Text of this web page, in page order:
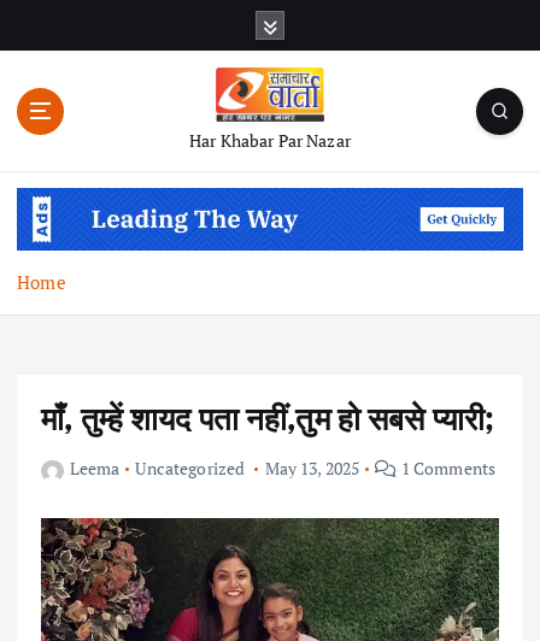
n
Har Khabar Par Nazar
Home
माँ, तुम्हें शायद पता नहीं,तुम हो सबसे प्यारी;
Leema Uncategorized May 13, 2025 1 Comments